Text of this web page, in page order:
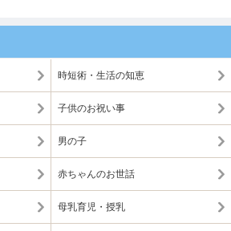
時短術・生活の知恵
子供のお祝い事
男の子
赤ちゃんのお世話
母乳育児・授乳